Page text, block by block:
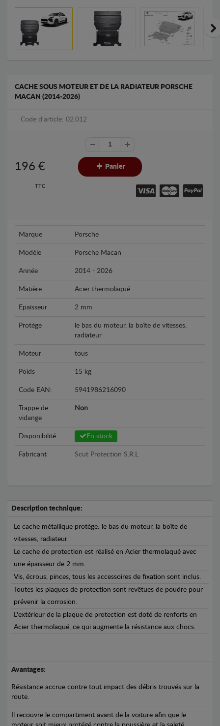
CACHE SOUS MOTEUR ET DE LA RADIATEUR PORSCHE
MACAN (2014-2026)
Code d'article: 02.012
196 €
TTC
Panier
Marque Porsche
Modèle Porsche Macan
Année 2014 - 2026
Matière Acier thermolaqué
Epaisseur 2 mm
Protège
le bas du moteur, la boîte de vitesses,
radiateur
Moteur tous
Poids 15 kg
Code EAN: 5941986216090
Trappe de
vidange
Non
Disponibilité En stock
Fabricant Scut Protection S.R.L
Description technique:
Le cache métallique protège: le bas du moteur, la boîte de
vitesses, radiateur
Le cache de protection est réalisé en Acier thermolaqué avec
une épaisseur de 2 mm.
Vis, écrous, pinces, tous les accessoires de fixation sont inclus.
Toutes les plaques de protection sont revêtues de poudre pour
prévenir la corrosion.
L'extérieur de la plaque de protection est doté de renforts en
Acier thermolaqué, ce qui augmente la résistance aux chocs.
Avantages:
Résistance accrue contre tout impact des débris trouvés sur la
route.
Il recouvre le compartiment avant de la voiture afin que le